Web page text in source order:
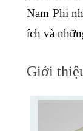
Nam Phi
ích và
Giới